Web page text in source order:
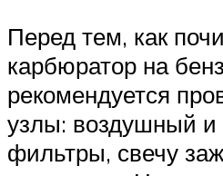
Перед тем, как
карбюратор на
рекомендуется
узлы: воздушный и
фильтры, свечу